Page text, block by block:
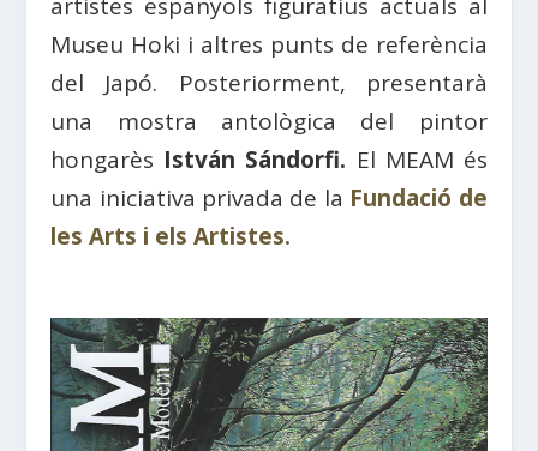
Museu Hoki i altres punts de referència
del Japó. Posteriorment, presentarà
una mostra antològica del pintor
hongarès István Sándorfi. El MEAM és
una iniciativa privada de la Fundació de
les Arts i els Artistes.